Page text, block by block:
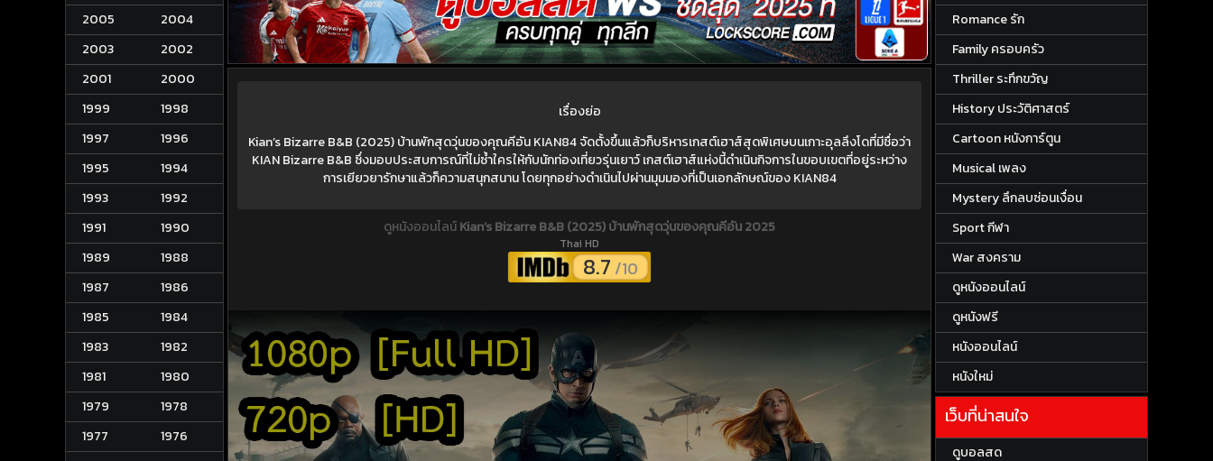
2005
2004
2003
2002
2001
2000
1999
1998
1997
1996
1995
1994
1993
1992
1991
1990
1989
1988
1987
1986
1985
1984
1983
1982
1981
1980
1979
1978
1977
1976
เรื่องย่อ
Kian’s Bizarre B&B (2025) บ้านพักสุดวุ่นของคุณคีอัน KIAN84 จัดตั้งขึ้นแล้วก็บริหารเกสต์เฮาส์สุดพิเศษบนเกาะอุลลึงโดที่มีชื่อว่า
KIAN Bizarre B&B ซึ่งมอบประสบการณ์ที่ไม่ซ้ำใครให้กับนักท่องเที่ยวรุ่นเยาว์ เกสต์เฮาส์แห่งนี้ดำเนินกิจการในขอบเขตที่อยู่ระหว่าง
การเยียวยารักษาแล้วก็ความสนุกสนาน โดยทุกอย่างดำเนินไปผ่านมุมมองที่เป็นเอกลักษณ์ของ KIAN84
ดูหนังออนไลน์Kian’s Bizarre B&B (2025) บ้านพักสุดวุ่นของคุณคีอัน 2025
Thai HD
8.7 /10
Romance รัก
Family ครอบครัว
Thriller ระทึกขวัญ
History ประวัติศาสตร์
Cartoon หนังการ์ตูน
Musical เพลง
Mystery ลึกลบซ่อนเงื่อน
Sport กีฬา
War สงคราม
ดูหนังออนไลน์
ดูหนังฟรี
หนังออนไลน์
หนังใหม่
เว็บที่น่าสนใจ
ดูบอลสด